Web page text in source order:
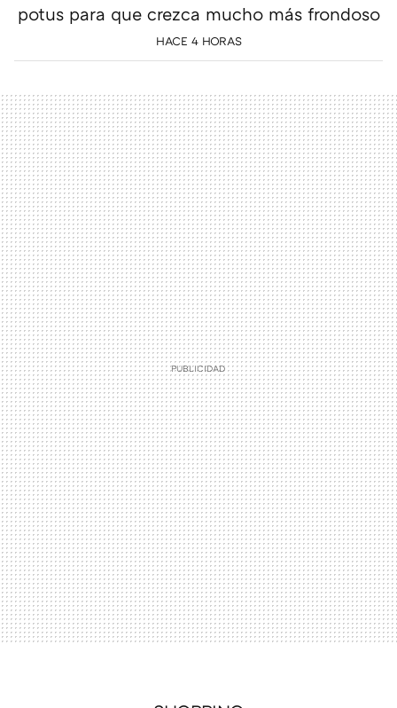
potus para que crezca mucho más frondoso
HACE 4 HORAS